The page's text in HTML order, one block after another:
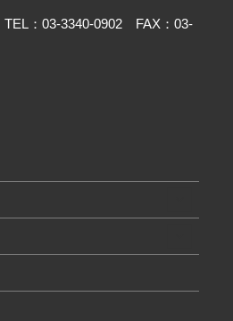
TEL：03-3340-0902 FAX：03-